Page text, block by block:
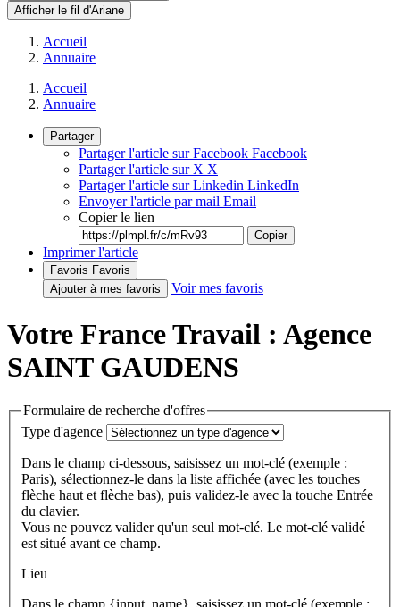
Afficher le fil d'Ariane
Accueil
Annuaire
Accueil
Annuaire
Partager
Partager l'article sur Facebook Facebook
Partager l'article sur X X
Partager l'article sur Linkedin LinkedIn
Envoyer l'article par mail Email
Copier le lien
Copier
Imprimer l'article
Favoris Favoris
Ajouter à mes favoris
Voir mes favoris
Votre France Travail : Agence
SAINT GAUDENS
Formulaire de recherche d'offres
Type d'agence
Dans le champ ci-dessous, saisissez un mot-clé (exemple :
Paris), sélectionnez-le dans la liste affichée (avec les touches
flèche haut et flèche bas), puis validez-le avec la touche Entrée
du clavier.
Vous ne pouvez valider qu'un seul mot-clé. Le mot-clé validé
est situé avant ce champ.
Lieu
Dans le champ {input_name}, saisissez un mot-clé (exemple :